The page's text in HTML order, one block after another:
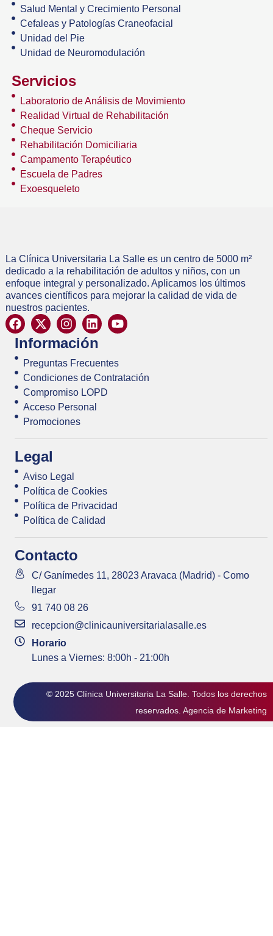
Salud Mental y Crecimiento Personal
Cefaleas y Patologías Craneofacial
Unidad del Pie
Unidad de Neuromodulación
Servicios
Laboratorio de Análisis de Movimiento
Realidad Virtual de Rehabilitación
Cheque Servicio
Rehabilitación Domiciliaria
Campamento Terapéutico
Escuela de Padres
Exoesqueleto
La Clínica Universitaria La Salle es un centro de 5000 m²
dedicado a la rehabilitación de adultos y niños, con un
enfoque integral y personalizado. Aplicamos los últimos
avances científicos para mejorar la calidad de vida de
nuestros pacientes.
Información
Preguntas Frecuentes
Condiciones de Contratación
Compromiso LOPD
Acceso Personal
Promociones
Legal
Aviso Legal
Política de Cookies
Política de Privacidad
Política de Calidad
Contacto
C/ Ganímedes 11, 28023 Aravaca (Madrid) - Como
llegar
91 740 08 26
recepcion@clinicauniversitarialasalle.es
Horario
Lunes a Viernes: 8:00h - 21:00h
© 2025 Clínica Universitaria La Salle. Todos los derechos
reservados. Agencia de Marketing